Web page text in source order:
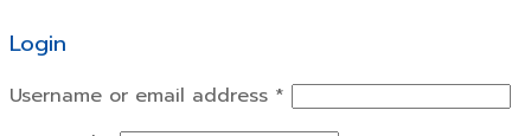
Login
Username or email address *